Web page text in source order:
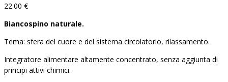
22.00 €
Biancospino naturale.
Tema: sfera del cuore e del sistema circolatorio, rilassamento.
Integratore alimentare altamente concentrato, senza aggiunta di
principi attivi chimici.